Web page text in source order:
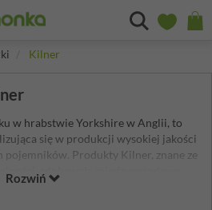
Kilner
w hrabstwie Yorkshire w Anglii, to
się w produkcji wysokiej jakości
pojemników. Produkty Kilner, znane ze
Oferta marki obejmuje różnorodne
domowych przetworów, takich jak
Rozwiń